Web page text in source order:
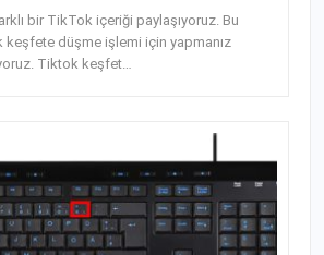
bir TikTok içeriği paylaşıyoruz. Bu
keşfete düşme işlemi için yapmanız
Tiktok keşfet…